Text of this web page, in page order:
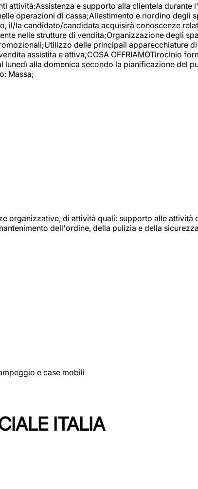
e supporto alla clientela durante
operazioni di cassa;Allestimento e riordino degli
il/la candidato/candidata acquisirà conoscenze
nelle strutture di vendita;Organizzazione degli
delle principali apparecchiature
assistita e attiva;COSA OFFRIAMOTirocinio
alla domenica secondo la pianificazione del
Massa;
organizzative, di attività quali: supporto alle
dell'ordine, della pulizia e della
e case mobili
ITALIA